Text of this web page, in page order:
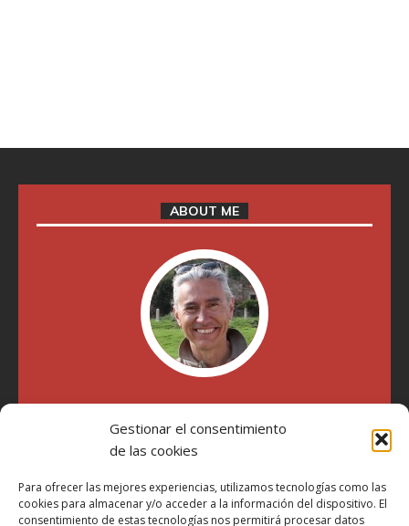
Gestionar el consentimiento
de las cookies
Para ofrecer las mejores experiencias, utilizamos tecnologías como las
cookies para almacenar y/o acceder a la información del dispositivo. El
consentimiento de estas tecnologías nos permitirá procesar datos
ABOUT ME
"Soy Manel Hospido, nací en Valencia en 1969 y desde el
año 2007 he escrito sobre motos en distintos medios.
Millatrece.com es una apuesta por escribir sobre lo que me
participa"